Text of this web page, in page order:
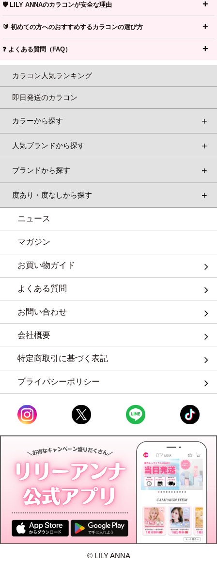
🛡️ LILY ANNAのカラコンが安全な理由
🔰 初めての方へのおすすめするカラコンの選び方
❓ よくある質問（FAQ）
カラコン人気ランキング
即日発送のカラコン
カラーから探す
人気ブランドから探す
ブランドから探す
度あり・度なしから探す
ニュース
マガジン
お買い物ガイド
よくある質問
お問い合わせ
会社概要
特定商取引に基づく表記
プライバシーポリシー
© LILY ANNA